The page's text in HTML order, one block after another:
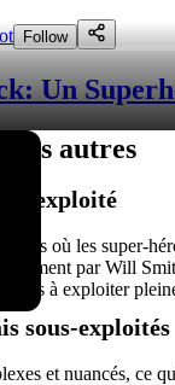
Follow
Un
les autres
exploité
où les super-
par Will
à exploiter
sous-exploités
et nuancés, ce